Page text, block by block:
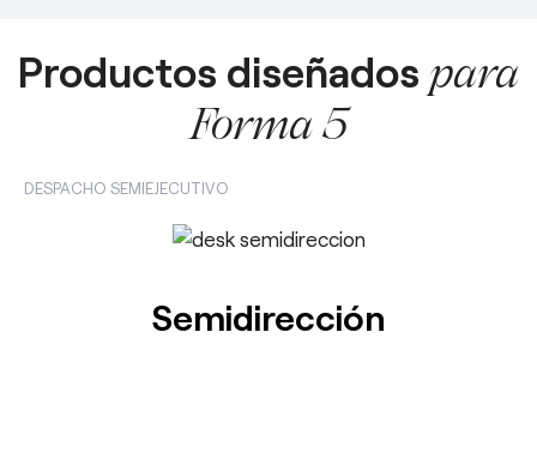
Productos diseñados para
Forma 5
DESPACHO SEMIEJECUTIVO
Semidirección